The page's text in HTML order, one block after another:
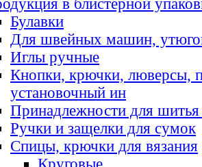
в блистерной
Булавки
Для швейных машин,
Иглы ручные
Кнопки, крючки, люверсы,
установочный ин
Принадлежности для шитья
Ручки и защелки для сумок
Спицы, крючки для вязания